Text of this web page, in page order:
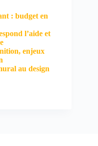
: budget en
l’aide et
enjeux
au design